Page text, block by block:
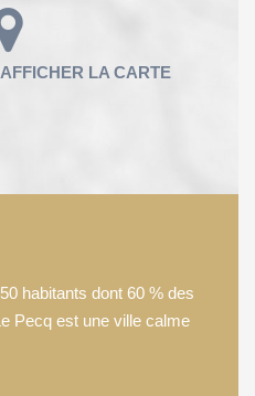
habitants dont 60 % des
Pecq est une ville calme